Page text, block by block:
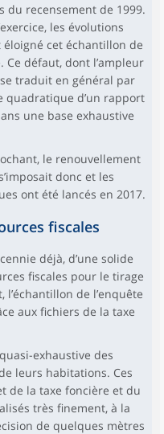
du recensement de 1999.
les évolutions
cet échantillon de
défaut, dont l’ampleur
traduit en général par
quadratique d’un rapport
une base exhaustive
le renouvellement
donc et les
ont été lancés en 2017.
fiscales
déjà, d’une solide
fiscales pour le tirage
l’échantillon de l’enquête
aux fichiers de la taxe
exhaustive des
leurs habitations. Ces
de la taxe foncière et du
très finement, à la
de quelques mètres